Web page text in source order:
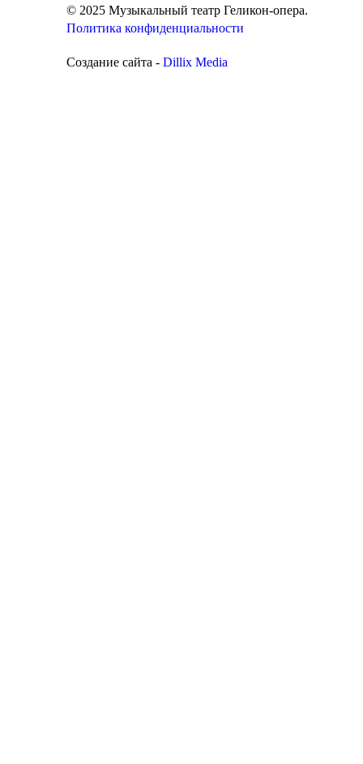
© 2025 Музыкальный театр Геликон-опера.
Политика конфиденциальности
Создание сайта - Dillix Media